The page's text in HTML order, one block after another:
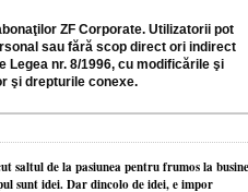
ZF Corporate. Utilizatorii pot
sau fără scop direct ori indirect
nr. 8/1996, cu modificările şi
şi drepturile conexe.
saltul de la pasiunea pentru frumos la
sunt idei. Dar dincolo de idei, e impor